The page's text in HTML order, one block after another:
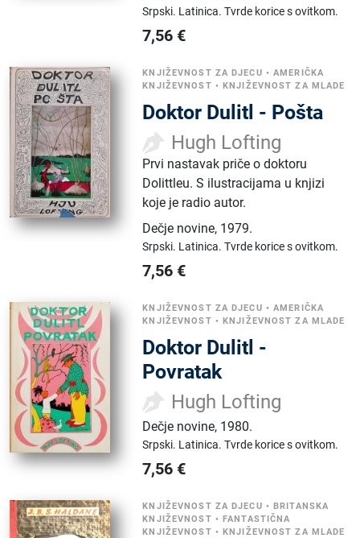
Srpski. Latinica.Tvrde korice s ovitkom.
7,56 €
KNJIŽEVNOST ZA DJECU •AMERIČKA
KNJIŽEVNOST •KNJIŽEVNOST ZA MLADE
Doktor Dulitl - Pošta
Hugh Lofting
Prvi nastavak priče o doktoru
Dolittleu. S ilustracijama u knjizi
koje je radio autor.
Dečje novine, 1979.
Srpski. Latinica.Tvrde korice s ovitkom.
7,56 €
KNJIŽEVNOST ZA DJECU •AMERIČKA
KNJIŽEVNOST •KNJIŽEVNOST ZA MLADE
Doktor Dulitl -
Povratak
Hugh Lofting
Dečje novine, 1980.
Srpski. Latinica.Tvrde korice s ovitkom.
7,56 €
KNJIŽEVNOST ZA DJECU •BRITANSKA
KNJIŽEVNOST •FANTASTIČNA
KNJIŽEVNOST •KNJIŽEVNOST ZA MLADE